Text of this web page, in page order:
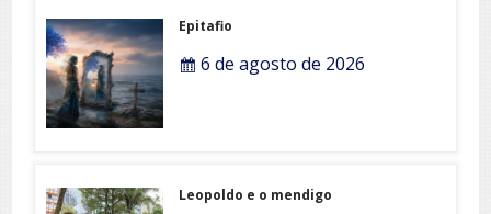
Epitafio
6 de agosto de 2026
Leopoldo e o mendigo